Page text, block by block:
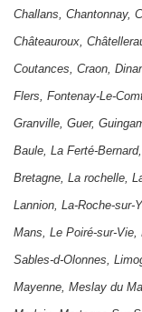
Challans, Chantonnay,
Châteauroux,
Coutances, Craon,
Flers, Fontenay-Le-
Granville, Guer,
Baule, La Ferté-Bernard,
Bretagne, La rochelle,
Lannion, La-Roche-sur-
Mans, Le Poiré-sur-Vie,
Sables-d-Olonnes,
Mayenne, Meslay du